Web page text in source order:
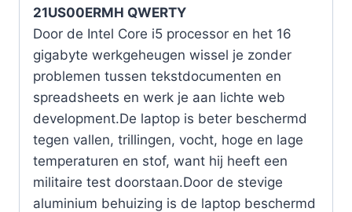
21US00ERMH QWERTY
Door de Intel Core i5 processor en het 16
gigabyte werkgeheugen wissel je zonder
problemen tussen tekstdocumenten en
spreadsheets en werk je aan lichte web
development.De laptop is beter beschermd
tegen vallen, trillingen, vocht, hoge en lage
temperaturen en stof, want hij heeft een
militaire test doorstaan.Door de stevige
aluminium behuizing is de laptop beschermd